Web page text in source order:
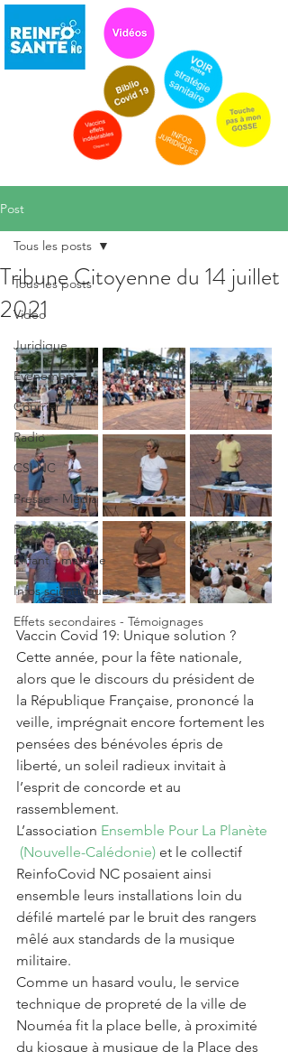
Post
Tous les posts
Vidéo
Juridique
Evénement
Courrier
Radio
CSI NC
Presse - Média
Prévention
Enfant - masque
Infos scientifiques
Effets secondaires - Témoignages
Tous les posts
Tribune Citoyenne du 14 juillet
2021
Vaccin Covid 19: Unique solution ?
Cette année, pour la fête nationale,
alors que le discours du président de
la République Française, prononcé la
veille, imprégnait encore fortement les
pensées des bénévoles épris de
liberté, un soleil radieux invitait à
l’esprit de concorde et au
rassemblement.
L’association Ensemble Pour La Planète
(Nouvelle-Calédonie) et le collectif
ReinfoCovid NC posaient ainsi
ensemble leurs installations loin du
défilé martelé par le bruit des rangers
mêlé aux standards de la musique
militaire.
Comme un hasard voulu, le service
technique de propreté de la ville de
Nouméa fit la place belle, à proximité
du kiosque à musique de la Place des